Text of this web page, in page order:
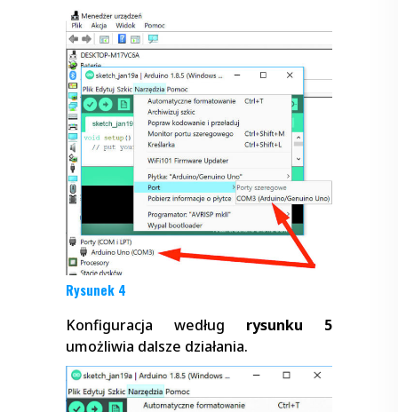
Rysunek 4
Konfiguracja według rysunku 5
umożliwia dalsze działania.